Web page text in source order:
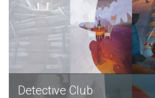
Detective Club